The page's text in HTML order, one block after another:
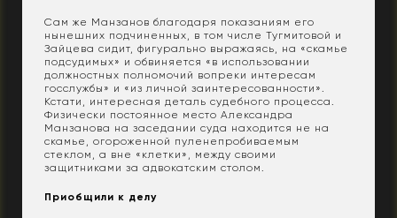
Сам же Манзанов благодаря показаниям его
нынешних подчиненных, в том числе Тугмитовой и
Зайцева сидит, фигурально выражаясь, на «скамье
подсудимых» и обвиняется «в использовании
должностных полномочий вопреки интересам
госслужбы» и «из личной заинтересованности».
Кстати, интересная деталь судебного процесса.
Физически постоянное место Александра
Манзанова на заседании суда находится не на
скамье, огороженной пуленепробиваемым
стеклом, а вне «клетки», между своими
защитниками за адвокатским столом.
Приобщили к делу